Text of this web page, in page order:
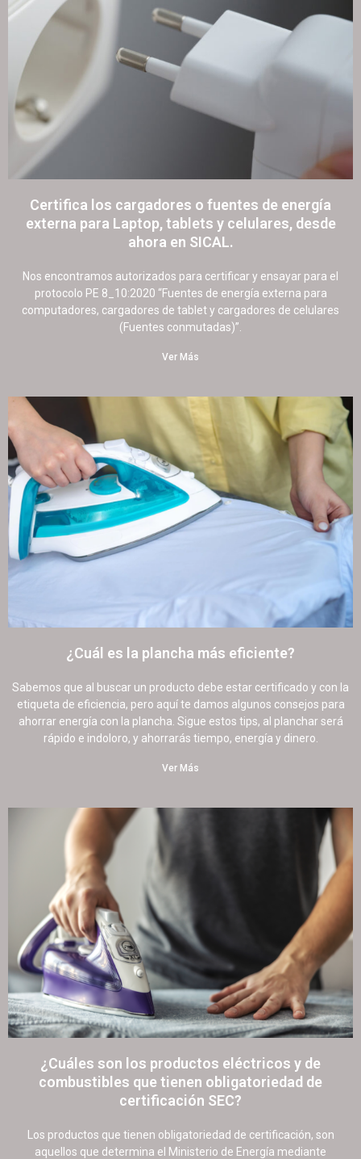
Certifica los cargadores o fuentes de energía
externa para Laptop, tablets y celulares, desde
ahora en SICAL.
Nos encontramos autorizados para certificar y ensayar para el
protocolo PE 8_10:2020 “Fuentes de energía externa para
computadores, cargadores de tablet y cargadores de celulares
(Fuentes conmutadas)”.
Ver Más
¿Cuál es la plancha más eficiente?
Sabemos que al buscar un producto debe estar certificado y con la
etiqueta de eficiencia, pero aquí te damos algunos consejos para
ahorrar energía con la plancha. Sigue estos tips, al planchar será
rápido e indoloro, y ahorrarás tiempo, energía y dinero.
Ver Más
¿Cuáles son los productos eléctricos y de
combustibles que tienen obligatoriedad de
certificación SEC?
Los productos que tienen obligatoriedad de certificación, son
aquellos que determina el Ministerio de Energía mediante